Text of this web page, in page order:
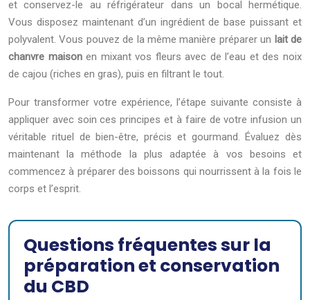
et conservez-le au réfrigérateur dans un bocal hermétique.
Vous disposez maintenant d’un ingrédient de base puissant et
polyvalent. Vous pouvez de la même manière préparer un lait de
chanvre maisonen mixant vos fleurs avec de l’eau et des noix
de cajou (riches en gras), puis en filtrant le tout.
Pour transformer votre expérience, l’étape suivante consiste à
appliquer avec soin ces principes et à faire de votre infusion un
véritable rituel de bien-être, précis et gourmand. Évaluez dès
maintenant la méthode la plus adaptée à vos besoins et
commencez à préparer des boissons qui nourrissent à la fois le
corps et l’esprit.
Questions fréquentes sur la
préparation et conservation
du CBD